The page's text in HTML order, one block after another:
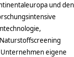
und den
eigene